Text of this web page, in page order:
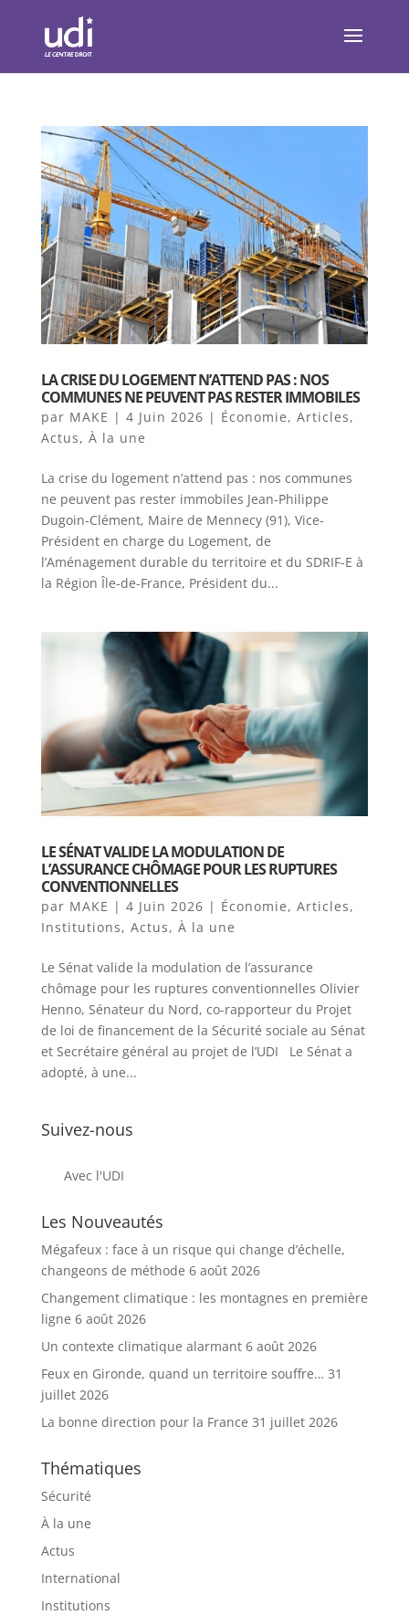
LA CRISE DU LOGEMENT N’ATTEND PAS : NOS
COMMUNES NE PEUVENT PAS RESTER IMMOBILES
par MAKE | 4 Juin 2026 | Économie, Articles,
Actus, À la une
La crise du logement n’attend pas : nos communes
ne peuvent pas rester immobiles Jean-Philippe
Dugoin-Clément, Maire de Mennecy (91), Vice-
Président en charge du Logement, de
l’Aménagement durable du territoire et du SDRIF-E à
la Région Île-de-France, Président du...
LE SÉNAT VALIDE LA MODULATION DE
L’ASSURANCE CHÔMAGE POUR LES RUPTURES
CONVENTIONNELLES
par MAKE | 4 Juin 2026 | Économie, Articles,
Institutions, Actus, À la une
Le Sénat valide la modulation de l’assurance
chômage pour les ruptures conventionnelles Olivier
Henno, Sénateur du Nord, co-rapporteur du Projet
de loi de financement de la Sécurité sociale au Sénat
et Secrétaire général au projet de l’UDI Le Sénat a
adopté, à une...
Suivez-nous
Avec l'UDI
Les Nouveautés
Mégafeux : face à un risque qui change d’échelle,
changeons de méthode 6 août 2026
Changement climatique : les montagnes en première
ligne 6 août 2026
Un contexte climatique alarmant 6 août 2026
Feux en Gironde, quand un territoire souffre… 31
juillet 2026
La bonne direction pour la France 31 juillet 2026
Thématiques
Sécurité
À la une
Actus
International
Institutions